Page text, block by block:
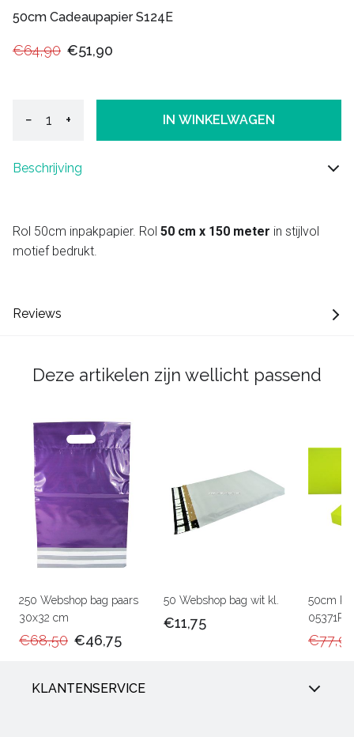
50cm Cadeaupapier S124E
€64,90 €51,90
− + IN WINKELWAGEN
Beschrijving
Rol 50cm inpakpapier. Rol 50 cm x 150 meter in stijlvol
motief bedrukt.
Reviews
Deze artikelen zijn wellicht passend
250 Webshop bag paars
30x32 cm
€68,50 €46,75
50 Webshop bag wit kl.
€11,75
50cm
05371RU
KLANTENSERVICE